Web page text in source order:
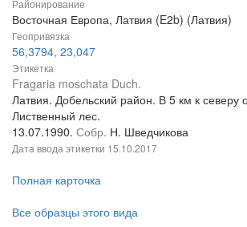
Районирование
Восточная Европа, Латвия (E2b) (Латвия)
Геопривязка
56,3794, 23,047
Этикетка
Fragaria moschata Duch.
Латвия. Добельский район. В 5 км к северу
Лиственный лес.
13.07.1990. Собр. Н. Шведчикова
Дата ввода этикетки 15.10.2017
Полная карточка
Все образцы этого вида